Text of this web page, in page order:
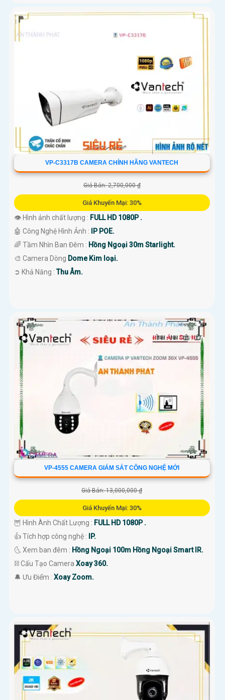
VP-C3317B CAMERA CHÍNH HÃNG VANTECH
Giá Bán: 2,700,000 ₫
Giá Khuyến Mại: 30%
👁 Hình ảnh chất lượng : FULL HD 1080P .
🤖️ Công Nghệ Hình Ảnh :
IP POE.
🌈 Tầm Nhìn Ban Đêm : Hồng Ngoại 30m Starlight.
🎨 Camera Dòng Dome Kim loại.
️➲ Khả Năng :Thu Âm.
VP-4555 CAMERA GIÁM SÁT CÔNG NGHỆ MỚI
Giá Bán: 13,000,000 ₫
Giá Khuyến Mại: 30%
🦉 Hình Ành Chất Lượng : FULL HD 1080P .
👍 Tích hợp công nghệ :
IP.
🌜 Xem ban đêm : Hồng Ngoại 100m Hồng Ngoại Smart IR.
⛓ Cấu Tạo Camera Xoay 360.
️🔔 Ưu Điểm : Xoay Zoom.